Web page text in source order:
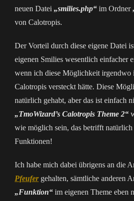
neuen Datei „smilies.php“ im Ordner
von Calotropis.
Der Vorteil durch diese eigene Datei
eigenen Smilies wesentlich einfacher
wenn ich diese Möglichkeit irgendwo
Calotropis versteckt hätte. Diese
natürlich gehabt, aber das ist einfach
„TmoWizard’s Calotropis Theme 2“
wie möglich sein, das betrifft natürlich
Funktionen!
Ich habe mich dabei übrigens an die
Pfeufergehalten, sämtliche anderen
„Funktion“ im eigenen Theme eben